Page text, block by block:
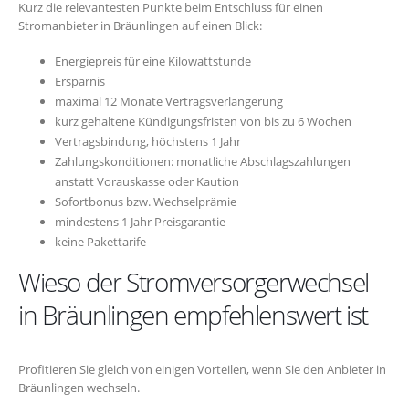
Kurz die relevantesten Punkte beim Entschluss für einen
Stromanbieter in Bräunlingen auf einen Blick:
Energiepreis für eine Kilowattstunde
Ersparnis
maximal 12 Monate Vertragsverlängerung
kurz gehaltene Kündigungsfristen von bis zu 6 Wochen
Vertragsbindung, höchstens 1 Jahr
Zahlungskonditionen: monatliche Abschlagszahlungen
anstatt Vorauskasse oder Kaution
Sofortbonus bzw. Wechselprämie
mindestens 1 Jahr Preisgarantie
keine Pakettarife
Wieso der Stromversorgerwechsel
in Bräunlingen empfehlenswert ist
Profitieren Sie gleich von einigen Vorteilen, wenn Sie den Anbieter in
Bräunlingen wechseln.